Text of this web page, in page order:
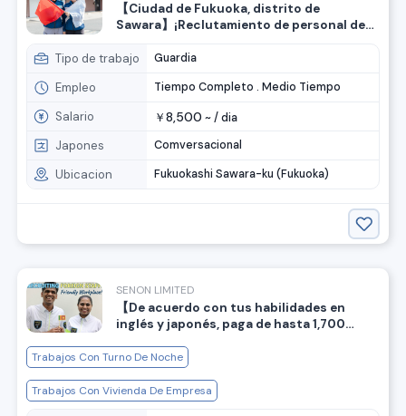
【Ciudad de Fukuoka, distrito de
Sawara】¡Reclutamiento de personal de
ingreso de 150,000 yenes! ¡No se requiere
Tipo de trabajo Guardia
Empleo Tiempo Completo . Medio Tiempo
Salario ￥8,500 ~ /dia
Japones Comversacional
Ubicacion Fukuokashi Sawara-ku (Fukuoka)
SENON LIMITED
【De acuerdo con tus habilidades en
inglés y japonés, paga de hasta 1,700
seguridad para instalaciones! Se aprecian
trabajadores extranjeros ⭐️
Trabajos Con Turno De Noche
Trabajos Con Vivienda De Empresa